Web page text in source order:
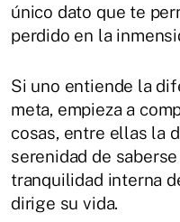
único dato que te
perdido en la
Si uno entiende la
meta, empieza a
cosas, entre ellas la
serenidad de
tranquilidad interna
dirige su vida.